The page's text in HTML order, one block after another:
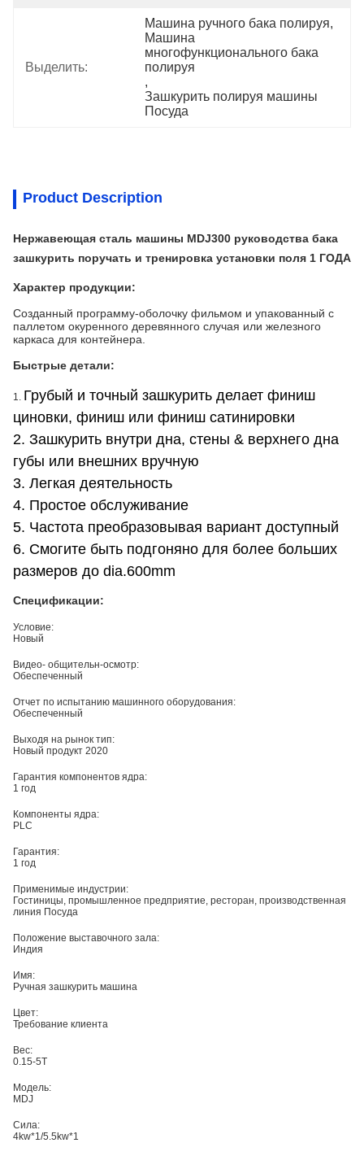
Выделить:
Машина ручного бака полируя,
Машина
многофункционального бака
полируя
,
Зашкурить полируя машины
Посуда
Product Description
Нержавеющая сталь машины MDJ300 руководства бака
зашкурить поручать и тренировка установки поля 1 ГОДА
Характер продукции:
Созданный программу-оболочку фильмом и упакованный с
паллетом окуренного деревянного случая или железного
каркаса для контейнера.
Быстрые детали:
1. Грубый и точный зашкурить делает финиш
циновки, финиш или финиш сатинировки
2. Зашкурить внутри дна, стены & верхнего дна
губы или внешних вручную
3. Легкая деятельность
4. Простое обслуживание
5. Частота преобразовывая вариант доступный
6. Смогите быть подгоняно для более больших
размеров до dia.600mm
Спецификации:
Условие:
Новый
Видео- общительн-осмотр:
Обеспеченный
Отчет по испытанию машинного оборудования:
Обеспеченный
Выходя на рынок тип:
Новый продукт 2020
Гарантия компонентов ядра:
1 год
Компоненты ядра:
PLC
Гарантия:
1 год
Применимые индустрии:
Гостиницы, промышленное предприятие, ресторан, производственная
линия Посуда
Положение выставочного зала:
Индия
Имя:
Ручная зашкурить машина
Цвет:
Требование клиента
Вес:
0.15-5T
Модель:
MDJ
Сила:
4kw*1/5.5kw*1